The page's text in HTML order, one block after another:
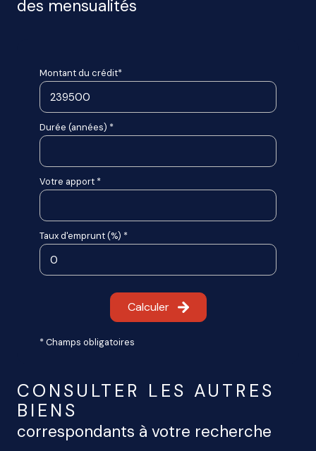
des mensualités
Montant du crédit*
Durée (années) *
Votre apport *
Taux d'emprunt (%) *
Calculer
* Champs obligatoires
CONSULTER LES AUTRES
BIENS
correspondants à votre recherche